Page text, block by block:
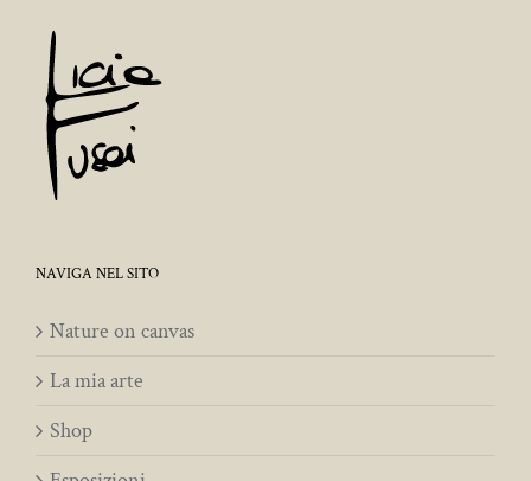
NAVIGA NEL SITO
Nature on canvas
La mia arte
Shop